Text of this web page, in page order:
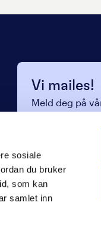
sosiale
du bruker
som kan
samlet inn
Vi mailes!
Meld deg på
E-post
Jeg